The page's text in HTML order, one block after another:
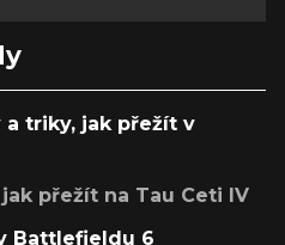
a triky, jak přežít v
přežít na Tau Ceti IV
Battlefieldu 6